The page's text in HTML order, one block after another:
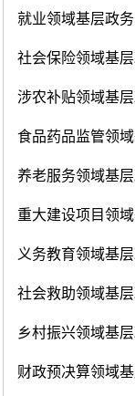
就业领域基层政
社会保险领域基
涉农补贴领域基
食品药品监管领
养老服务领域基
重大建设项目领
义务教育领域基
社会救助领域基
乡村振兴领域基
财政预决算领域